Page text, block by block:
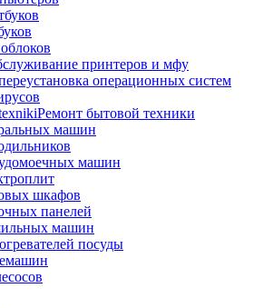
принтеров и мфу
операционных систем
Ремонт бытовой техники
машин
машин
шкафов
панелей
машин
посуды